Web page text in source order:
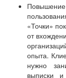
«Точки»
от
опыта.
нужно
выписки